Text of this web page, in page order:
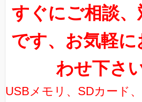
すぐにご相談、
です、お気軽
わせ下さい
USBメモリ、SDカード